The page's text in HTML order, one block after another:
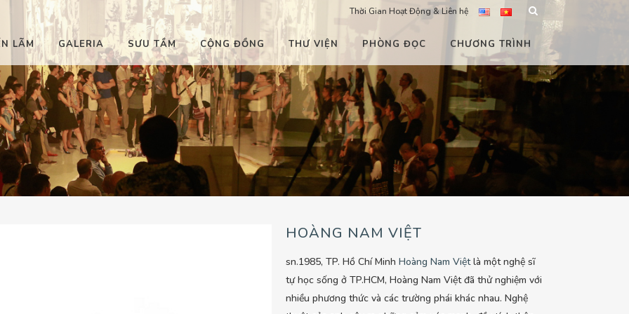
Thời Gian Hoạt Động & Liên hệ
LÃM GALERIA SƯU TẦM CỘNG ĐỒNG THƯ VIỆN PHÒNG ĐỌC CHƯƠNG TRÌNH
HOÀNG NAM VIỆT
sn.1985, TP. Hồ Chí MinhHoàng Nam Việtlà một nghệ sĩ
tự học sống ở TP.HCM, Hoàng Nam Việt đã thử nghiệm với
nhiều phương thức và các trường phái khác nhau. Nghệ